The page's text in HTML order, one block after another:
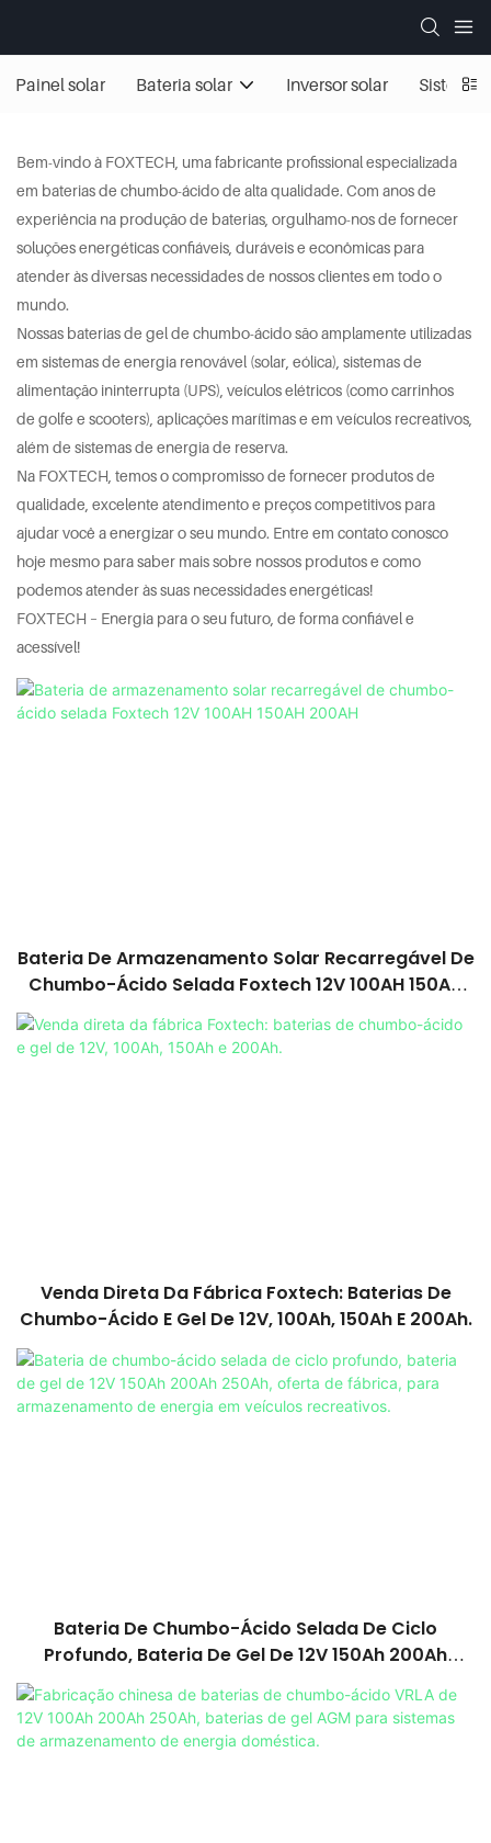
Painel solar Bateria solar Inversor solar
Bem-vindo à FOXTECH, uma fabricante profissional especializada
em baterias de chumbo-ácido de alta qualidade. Com anos de
experiência na produção de baterias, orgulhamo-nos de fornecer
soluções energéticas confiáveis, duráveis ​​e econômicas para
atender às diversas necessidades de nossos clientes em todo o
mundo.
Nossas baterias de gel de chumbo-ácido são amplamente utilizadas
em sistemas de energia renovável (solar, eólica), sistemas de
alimentação ininterrupta (UPS), veículos elétricos (como carrinhos
de golfe e scooters), aplicações marítimas e em veículos recreativos,
além de sistemas de energia de reserva.
Na FOXTECH, temos o compromisso de fornecer produtos de
qualidade, excelente atendimento e preços competitivos para
ajudar você a energizar o seu mundo. Entre em contato conosco
hoje mesmo para saber mais sobre nossos produtos e como
podemos atender às suas necessidades energéticas!
FOXTECH – Energia para o seu futuro, de forma confiável e
acessível!
Bateria De Armazenamento Solar Recarregável De
Chumbo-Ácido Selada Foxtech 12V 100AH ​​150AH
Venda Direta Da Fábrica Foxtech: Baterias De
Chumbo-Ácido E Gel De 12V, 100Ah, 150Ah E 200Ah.
Bateria De Chumbo-Ácido Selada De Ciclo
Profundo, Bateria De Gel De 12V 150Ah 200Ah
250Ah, Oferta De Fábrica, Para Armazenamento
De Energia Em Veículos Recreativos.